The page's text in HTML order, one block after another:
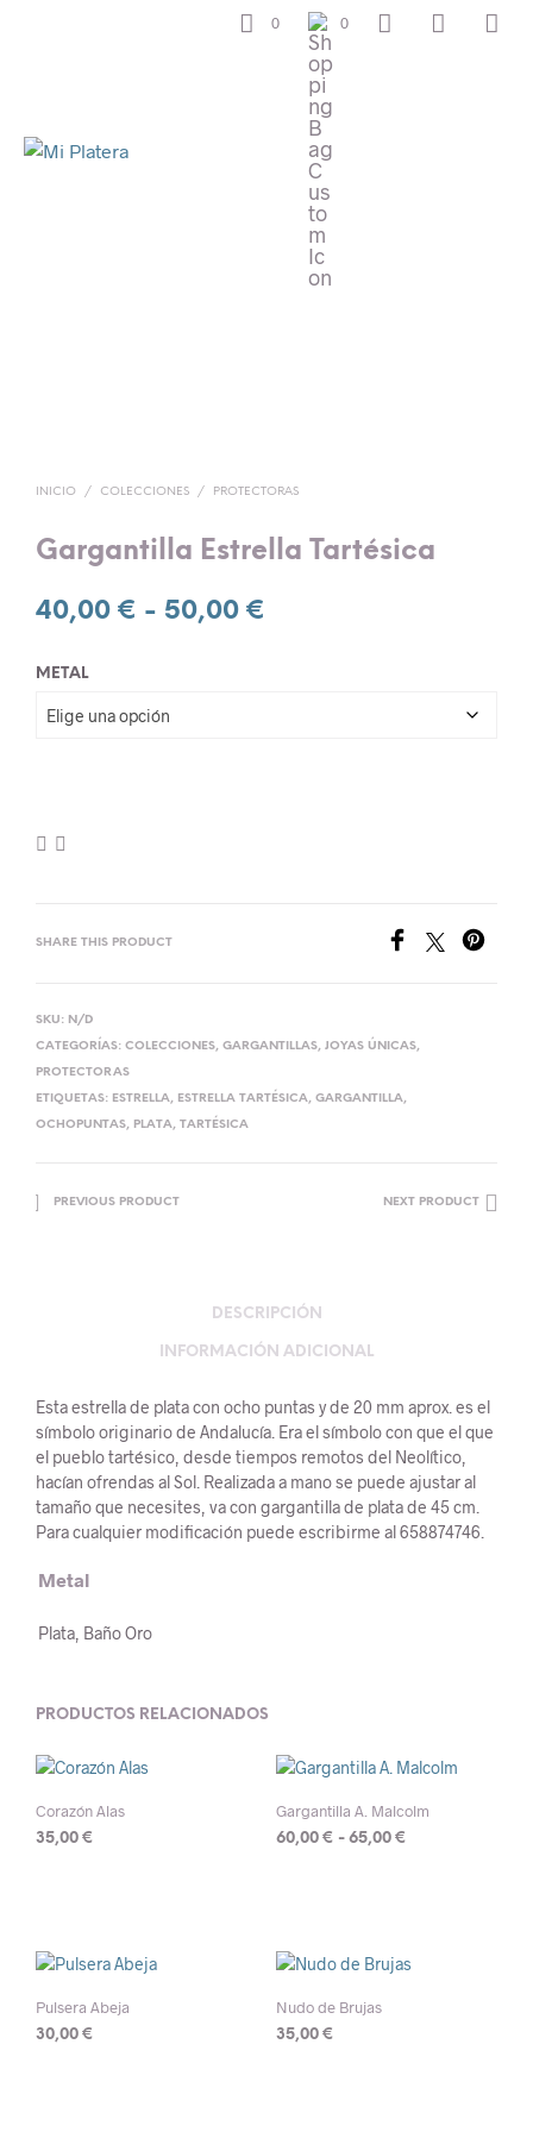
0 0
INICIO / COLECCIONES / PROTECTORAS
Gargantilla Estrella Tartésica
40,00 € - 50,00 €
METAL
SHARE THIS PRODUCT
SKU: N/D
CATEGORÍAS: COLECCIONES, GARGANTILLAS, JOYAS ÚNICAS,
PROTECTORAS
ETIQUETAS: ESTRELLA, ESTRELLA TARTÉSICA, GARGANTILLA,
OCHOPUNTAS, PLATA, TARTÉSICA
PREVIOUS PRODUCT NEXT PRODUCT
DESCRIPCIÓN
INFORMACIÓN ADICIONAL
Esta estrella de plata con ocho puntas y de 20 mm aprox. es el
símbolo originario de Andalucía. Era el símbolo con que el que
el pueblo tartésico, desde tiempos remotos del Neolítico,
hacían ofrendas al Sol. Realizada a mano se puede ajustar al
tamaño que necesites, va con gargantilla de plata de 45 cm.
Para cualquier modificación puede escribirme al 658874746.
Metal
Plata, Baño Oro
PRODUCTOS RELACIONADOS
Corazón Alas
35,00 €
Gargantilla A. Malcolm
60,00 € - 65,00 €Rango
65,00 €
múltiples
variantes.
Las
opciones
Pulsera Abeja
30,00 €
Nudo de Brujas
35,00 €